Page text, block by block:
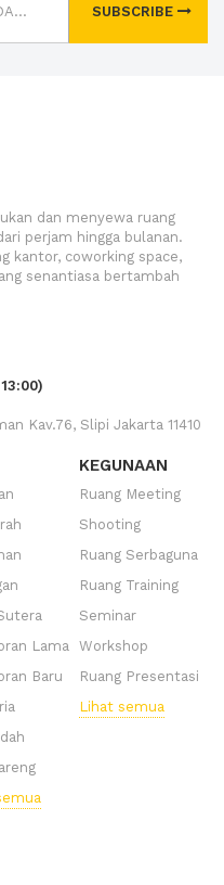
SUBSCRIBE
dan menyewa ruang
perjam hingga bulanan.
kantor, coworking space,
senantiasa bertambah
Kav.76, Slipi Jakarta 11410
Lama
Baru
KEGUNAAN
Ruang Meeting
Shooting
Ruang Serbaguna
Ruang Training
Seminar
Workshop
Ruang Presentasi
Lihat semua